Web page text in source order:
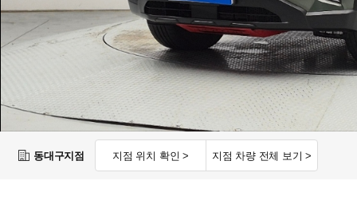
동대구지점 지점 위치 확인 > 지점 차량 전체 보기 >